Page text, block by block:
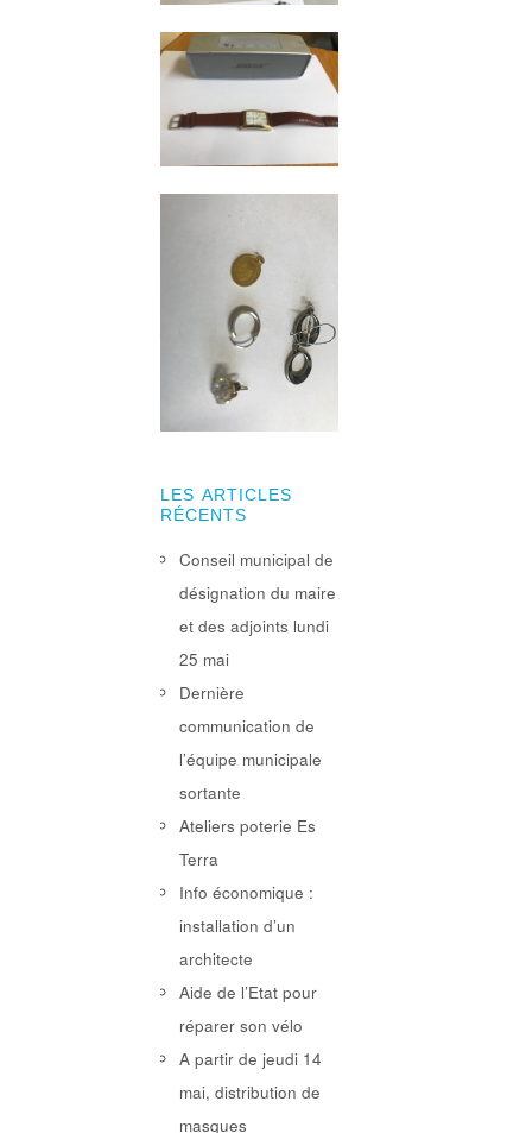
LES ARTICLES
RÉCENTS
Conseil municipal de
désignation du maire
et des adjoints lundi
25 mai
Dernière
communication de
l’équipe municipale
sortante
Ateliers poterie Es
Terra
Info économique :
installation d’un
architecte
Aide de l’Etat pour
réparer son vélo
A partir de jeudi 14
mai, distribution de
masques